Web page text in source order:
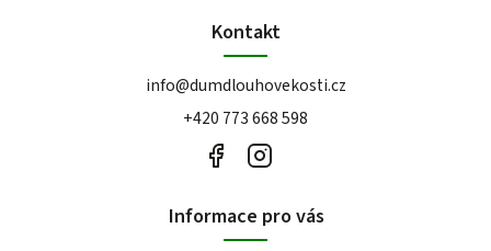
Kontakt
info@dumdlouhovekosti.cz
+420 773 668 598
Informace pro vás